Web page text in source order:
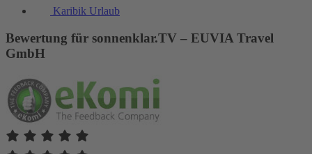
Karibik Urlaub
Bewertung für sonnenklar.TV – EUVIA Travel
GmbH